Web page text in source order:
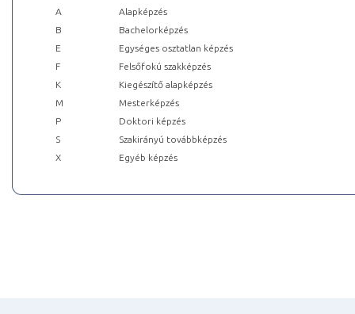
A
Alapképzés
B
Bachelorképzés
E
Egységes osztatlan képzés
F
Felsőfokú szakképzés
K
Kiegészítő alapképzés
M
Mesterképzés
P
Doktori képzés
S
Szakirányú továbbképzés
X
Egyéb képzés